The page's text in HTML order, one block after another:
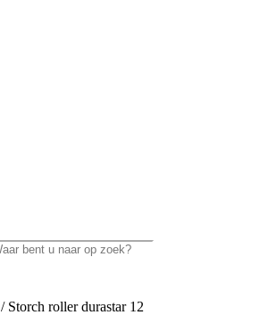
/ Storch roller durastar 12